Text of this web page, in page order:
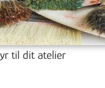
til dit atelier